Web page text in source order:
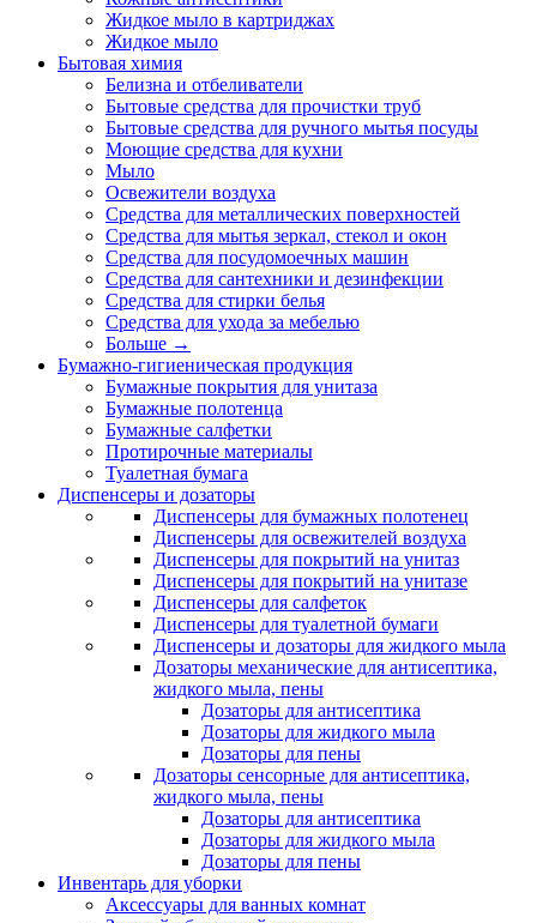
Жидкое мыло в картриджах
Жидкое мыло
Бытовая химия
Белизна и отбеливатели
Бытовые средства для прочистки труб
Бытовые средства для ручного мытья посуды
Моющие средства для кухни
Мыло
Освежители воздуха
Средства для металлических поверхностей
Средства для мытья зеркал, стекол и окон
Средства для посудомоечных машин
Средства для сантехники и дезинфекции
Средства для стирки белья
Средства для ухода за мебелью
Больше →
Бумажно-гигиеническая продукция
Бумажные покрытия для унитаза
Бумажные полотенца
Бумажные салфетки
Протирочные материалы
Туалетная бумага
Диспенсеры и дозаторы
Диспенсеры для бумажных полотенец
Диспенсеры для освежителей воздуха
Диспенсеры для покрытий на унитаз
Диспенсеры для покрытий на унитазе
Диспенсеры для салфеток
Диспенсеры для туалетной бумаги
Диспенсеры и дозаторы для жидкого мыла
Дозаторы механические для антисептика,
жидкого мыла, пены
Дозаторы для антисептика
Дозаторы для жидкого мыла
Дозаторы для пены
Дозаторы сенсорные для антисептика,
жидкого мыла, пены
Дозаторы для антисептика
Дозаторы для жидкого мыла
Дозаторы для пены
Инвентарь для уборки
Аксессуары для ванных комнат